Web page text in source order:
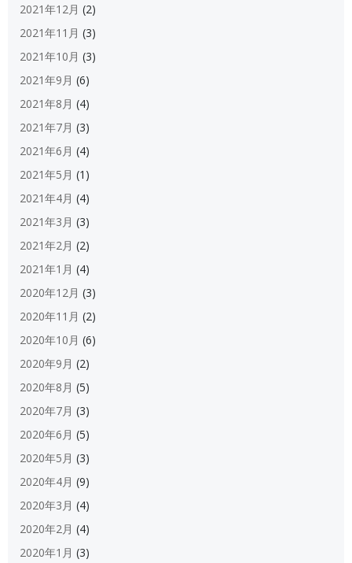
2021年12月 (2)
2021年11月 (3)
2021年10月 (3)
2021年9月 (6)
2021年8月 (4)
2021年7月 (3)
2021年6月 (4)
2021年5月 (1)
2021年4月 (4)
2021年3月 (3)
2021年2月 (2)
2021年1月 (4)
2020年12月 (3)
2020年11月 (2)
2020年10月 (6)
2020年9月 (2)
2020年8月 (5)
2020年7月 (3)
2020年6月 (5)
2020年5月 (3)
2020年4月 (9)
2020年3月 (4)
2020年2月 (4)
2020年1月 (3)